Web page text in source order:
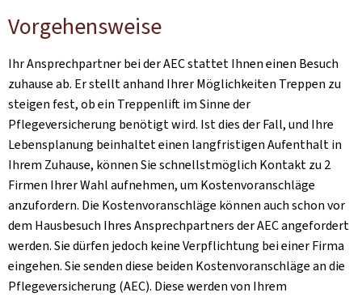
Vorgehensweise
Ihr Ansprechpartner bei der AEC stattet Ihnen einen Besuch
zuhause ab. Er stellt anhand Ihrer Möglichkeiten Treppen zu
steigen fest, ob ein Treppenlift im Sinne der
Pflegeversicherung benötigt wird. Ist dies der Fall, und Ihre
Lebensplanung beinhaltet einen langfristigen Aufenthalt in
Ihrem Zuhause, können Sie schnellstmöglich Kontakt zu 2
Firmen Ihrer Wahl aufnehmen, um Kostenvoranschläge
anzufordern. Die Kostenvoranschläge können auch schon vor
dem Hausbesuch Ihres Ansprechpartners der AEC angefordert
werden. Sie dürfen jedoch keine Verpflichtung bei einer Firma
eingehen. Sie senden diese beiden Kostenvoranschläge an die
Pflegeversicherung (AEC). Diese werden von Ihrem